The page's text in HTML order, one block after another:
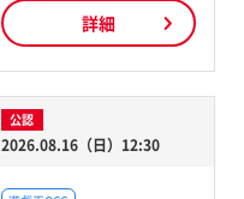
詳細
公認
2026.08.16（日）12:30